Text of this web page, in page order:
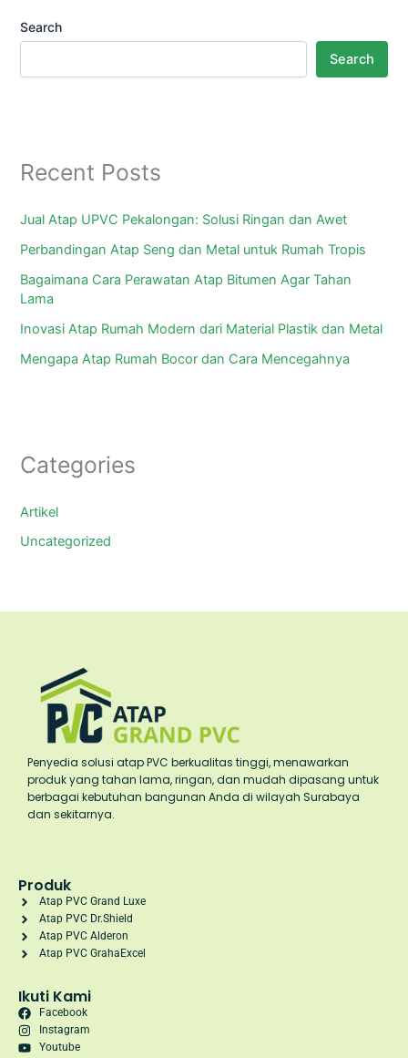
Search
Search
Recent Posts
Jual Atap UPVC Pekalongan: Solusi Ringan dan Awet
Perbandingan Atap Seng dan Metal untuk Rumah Tropis
Bagaimana Cara Perawatan Atap Bitumen Agar Tahan
Lama
Inovasi Atap Rumah Modern dari Material Plastik dan Metal
Mengapa Atap Rumah Bocor dan Cara Mencegahnya
Categories
Artikel
Uncategorized
Penyedia solusi atap PVC berkualitas tinggi, menawarkan
produk yang tahan lama, ringan, dan mudah dipasang untuk
berbagai kebutuhan bangunan Anda di wilayah Surabaya
dan sekitarnya.
Produk
Atap PVC Grand Luxe
Atap PVC Dr.Shield
Atap PVC Alderon
Atap PVC GrahaExcel
Ikuti Kami
Facebook
Instagram
Youtube